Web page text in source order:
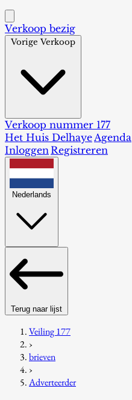
Verkoop bezig
Vorige Verkoop
Verkoop nummer 177
Het Huis DelhayeAgenda
InloggenRegistreren
Nederlands
Terug naar lijst
Veiling 177
›
brieven
›
Adverteerder